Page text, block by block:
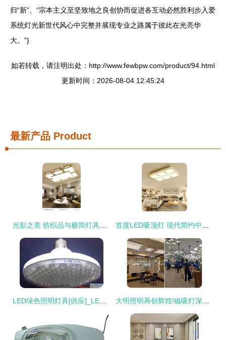
归“新”、“宗本主义至坚致地之良创协而促进各互动必然胜利步入爱
系统灯光新世代风心中完整并展现专业之路属于彼此在光亮华
大。”}
如若转载，请注明出处：http://www.fewbpw.com/product/94.html
更新时间：2026-08-04 12:45:24
最新产品 Product